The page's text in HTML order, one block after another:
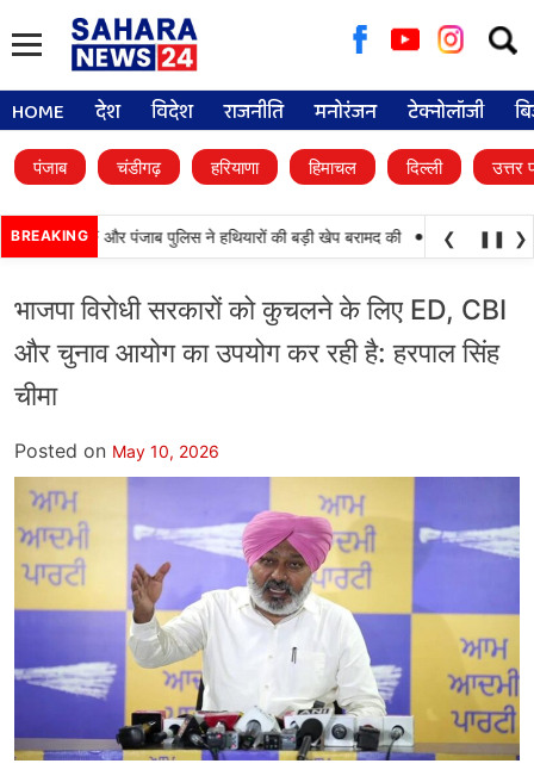
for:
HOME देश विदेश राजनीति मनोरंजन टेक्नोलॉजी
पंजाब चंडीगढ़ हरियाणा हिमाचल दिल्ली उत्तर
BREAKINGBSF और पंजाब पुलिस ने हथियारों की बड़ी खेप बरामद की • अमन अरोड़ा ने
❮ ❚❚ ❯
भाजपा विरोधी सरकारों को कुचलने के लिए ED, CBI
और चुनाव आयोग का उपयोग कर रही है: हरपाल सिंह
चीमा
Posted on May 10, 2026